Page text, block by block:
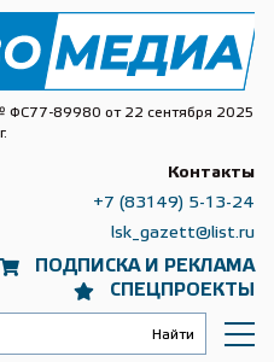
ФС77-89980 от 22 сентября 2025
г.
ПОДПИСКА И РЕКЛАМА
СПЕЦПРОЕКТЫ
Контакты
+7 (83149) 5-13-24
lsk_gazett@list.ru